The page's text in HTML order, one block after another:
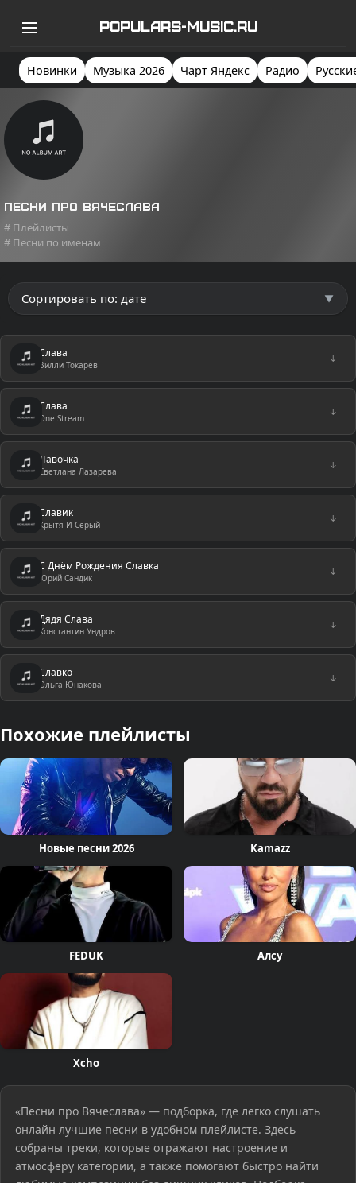
POPULARS-MUSIC.RU
Новинки Музыка 2026 Чарт Яндекс Радио
Песни про Вячеслава
# Плейлисты
# Песни по именам
Слава
Вилли Токарев
↓
Слава
One Stream
↓
Лавочка
Светлана Лазарева
↓
Славик
Крытя И Серый
↓
С Днём Рождения Славка
Юрий Сандик
↓
Дядя Слава
Константин Ундров
↓
Славко
Ольга Юнакова
↓
Похожие плейлисты
Новые песни 2026 Kamazz
FEDUK Алсу
Xcho
«Песни про Вячеслава» — подборка, где легко слушать
онлайн лучшие песни в удобном плейлисте. Здесь
собраны треки, которые отражают настроение и
атмосферу категории, а также помогают быстро найти